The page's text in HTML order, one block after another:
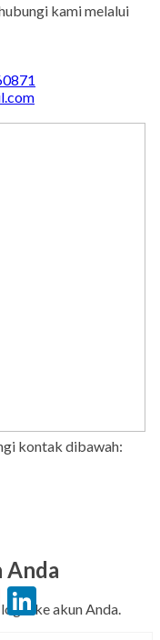
Pinterest
kami melalui
kontak dibawah:
Anda
ke akun Anda.